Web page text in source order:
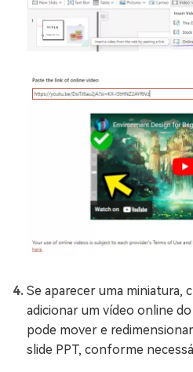
Se aparecer uma miniatura,
adicionar um vídeo online
pode mover e
slide PPT, conforme